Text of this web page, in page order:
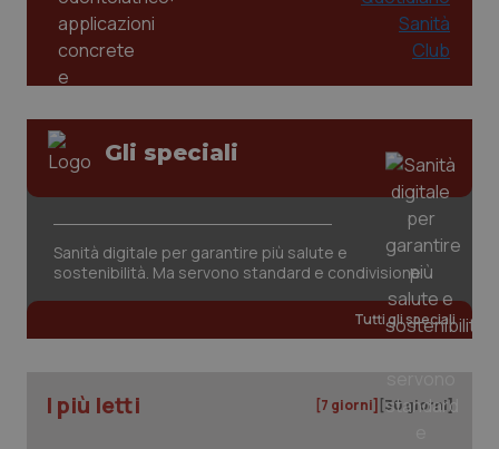
Gli speciali
Sanità digitale per garantire più salute e
sostenibilità. Ma servono standard e condivisione
Tutti gli speciali
I più letti [7 giorni] [30 giorni]
CookieScript
5